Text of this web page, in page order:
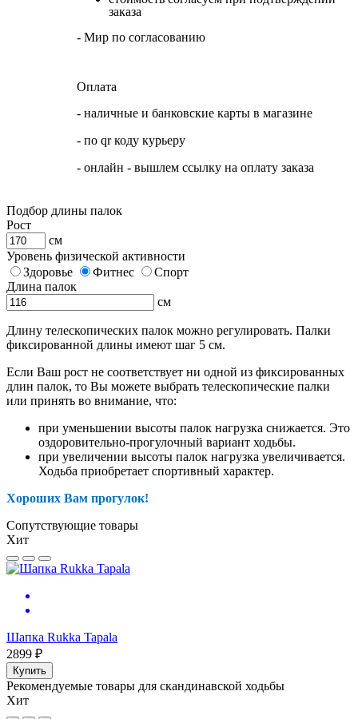
заказа
- Мир по согласованию
Оплата
- наличные и банковские карты в магазине
- по qr коду курьеру
- онлайн - вышлем ссылку на оплату заказа
Подбор длины палок
Рост
см
Уровень физической активности
Здоровье
Фитнес
Спорт
Длина палок
см
Длину телескопических палок можно регулировать. Палки
фиксированной длины имеют шаг 5 см.
Если Ваш рост не соответствует ни одной из фиксированных
длин палок, то Вы можете выбрать телескопические палки
или принять во внимание, что:
при уменьшении высоты палок нагрузка снижается. Это
оздоровительно-прогулочный вариант ходьбы.
при увеличении высоты палок нагрузка увеличивается.
Ходьба приобретает спортивный характер.
Хороших Вам прогулок!
Сопутствующие товары
Хит
Шапка Rukka Tapala
2899 ₽
Купить
Рекомендуемые товары для скандинавской ходьбы
Хит